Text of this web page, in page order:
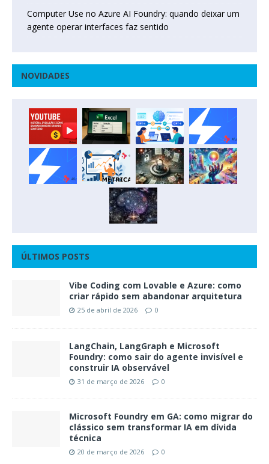
Computer Use no Azure AI Foundry: quando deixar um
agente operar interfaces faz sentido
NOVIDADES
ÚLTIMOS POSTS
Vibe Coding com Lovable e Azure: como
criar rápido sem abandonar arquitetura
25 de abril de 2026 0
LangChain, LangGraph e Microsoft
Foundry: como sair do agente invisível e
construir IA observável
31 de março de 2026 0
Microsoft Foundry em GA: como migrar do
clássico sem transformar IA em dívida
técnica
20 de março de 2026 0